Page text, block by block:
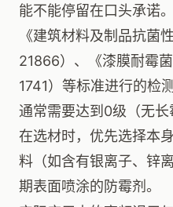
能不能停留在口头承诺
《建筑材料及制品抗菌
21866）、《漆膜耐霉
1741）等标准进行的检
通常需要达到0级（无长
在选材时，优先选择本
料（如含有银离子、锌
期表面喷涂的防霉剂。